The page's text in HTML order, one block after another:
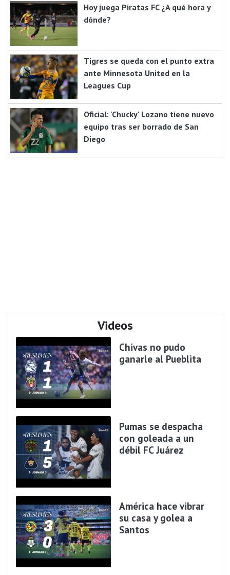
Hoy juega Piratas FC ¿A qué hora y
dónde?
Tigres se queda con el punto extra
ante Minnesota United en la
Leagues Cup
Oficial: 'Chucky' Lozano tiene nuevo
equipo tras ser borrado de San
Diego
Videos
Chivas no pudo
ganarle al Pueblita
Pumas se despacha
con goleada a un
débil FC Juárez
América hace vibrar
su casa y golea a
Santos